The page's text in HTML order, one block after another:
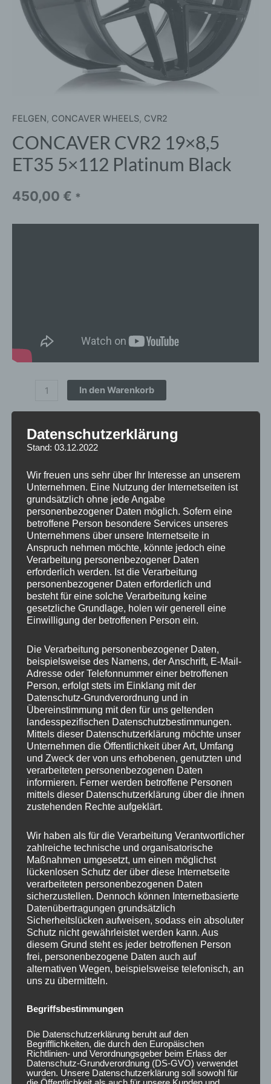
FELGEN, CONCAVER WHEELS, CVR2
CONCAVER CVR2 19×8,5
ET35 5×112 Platinum Black
450,00 € *
In den Warenkorb
Artikelnummer:CVR21985P5L3566PBK
Kategorien:FELGEN,CONCAVER WHEELS,
inkl. 19 % MwSt.
Lieferzeit:1 bis 3 Werktage
Beschreibung
Zusätzliche Informationen
Produktsicherheit
https://concaverwheels.com/upload/files/66007502-112-5-
57-35.pdf
Ähnliche Produkte
CONCAVER CVR1
19×8,5 ET35 5×120
Carbon Graphite
450,00€ *
Bewertet
mit
von
CONCAVER CVR1
19×8,5 ET45 5×112
Double Tinted Black
450,00
Bewertet
mit
0
von
5
Datenschutzerklärung
Stand: 03.12.2022
Wir freuen uns sehr über Ihr Interesse an unserem
Unternehmen. Eine Nutzung der Internetseiten ist
grundsätzlich ohne jede Angabe
personenbezogener Daten möglich. Sofern eine
betroffene Person besondere Services unseres
Unternehmens über unsere Internetseite in
Anspruch nehmen möchte, könnte jedoch eine
Verarbeitung personenbezogener Daten
erforderlich werden. Ist die Verarbeitung
personenbezogener Daten erforderlich und
besteht für eine solche Verarbeitung keine
gesetzliche Grundlage, holen wir generell eine
Einwilligung der betroffenen Person ein.
Die Verarbeitung personenbezogener Daten,
beispielsweise des Namens, der Anschrift, E-Mail-
Adresse oder Telefonnummer einer betroffenen
Person, erfolgt stets im Einklang mit der
Datenschutz-Grundverordnung und in
Übereinstimmung mit den für uns geltenden
landesspezifischen Datenschutzbestimmungen.
Mittels dieser Datenschutzerklärung möchte unser
Unternehmen die Öffentlichkeit über Art, Umfang
und Zweck der von uns erhobenen, genutzten und
verarbeiteten personenbezogenen Daten
informieren. Ferner werden betroffene Personen
mittels dieser Datenschutzerklärung über die ihnen
zustehenden Rechte aufgeklärt.
Wir haben als für die Verarbeitung Verantwortlicher
zahlreiche technische und organisatorische
Maßnahmen umgesetzt, um einen möglichst
lückenlosen Schutz der über diese Internetseite
verarbeiteten personenbezogenen Daten
sicherzustellen. Dennoch können Internetbasierte
Datenübertragungen grundsätzlich
Sicherheitslücken aufweisen, sodass ein absoluter
Schutz nicht gewährleistet werden kann. Aus
diesem Grund steht es jeder betroffenen Person
frei, personenbezogene Daten auch auf
alternativen Wegen, beispielsweise telefonisch, an
uns zu übermitteln.
Begriffsbestimmungen
Die Datenschutzerklärung beruht auf den
Begrifflichkeiten, die durch den Europäischen
Richtlinien- und Verordnungsgeber beim Erlass der
Datenschutz-Grundverordnung (DS-GVO) verwendet
wurden. Unsere Datenschutzerklärung soll sowohl für